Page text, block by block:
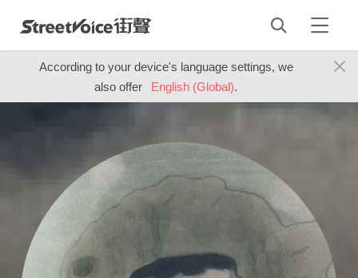
According to your device's language settings, we
also offer
English (Global).